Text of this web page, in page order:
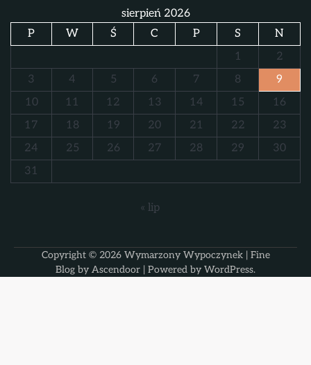
sierpień 2026
P
W Ś C P S
N
1
2
3
4 5 6 7 8
9
10
11 12 13 14 15
16
17
18 19 20 21 22
23
24
25 26 27 28 29
30
31
« lip
Copyright © 2026 Wymarzony Wypoczynek| Fine
Blog by Ascendoor | Powered by WordPress.